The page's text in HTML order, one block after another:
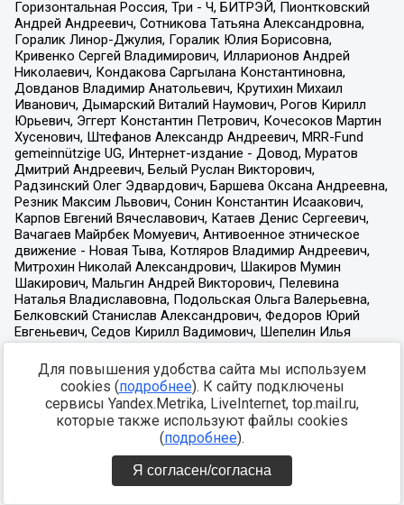
Для повышения удобства сайта мы используем
cookies (подробнее). К сайту подключены
сервисы Yandex.Metrika, LiveInternet, top.mail.ru,
которые также используют файлы cookies
(подробнее).
Я согласен/согласна